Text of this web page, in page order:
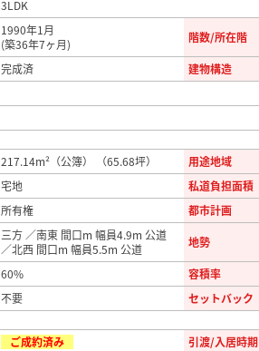
3LDK
1990年1月
(築36年7ヶ月)
階数/所在階
完成済 建物構造
217.14m²（公簿） （65.68坪） 用途地域
宅地 私道負担面積
所有権 都市計画
三方 ／南東 間口m 幅員4.9m 公道
／北西 間口m 幅員5.5m 公道
地勢
60% 容積率
不要 セットバック
ご成約済み 引渡/入居時期